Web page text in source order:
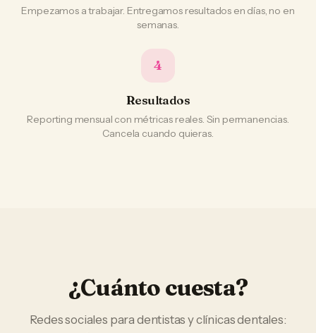
Empezamos a trabajar. Entregamos resultados en días, no en
semanas.
4
Resultados
Reporting mensual con métricas reales. Sin permanencias.
Cancela cuando quieras.
¿Cuánto cuesta?
Redes sociales paradentistas y clínicas dentales: